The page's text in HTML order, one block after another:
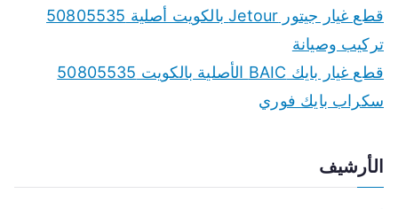
قطع غيار جيتور Jetour بالكويت أصلية 50805535
تركيب وصيانة
قطع غيار بايك BAIC الأصلية بالكويت 50805535
سكراب بايك فوري
الأرشيف